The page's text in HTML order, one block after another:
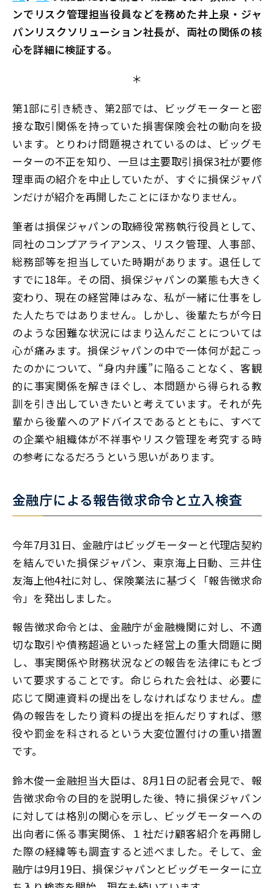
ンでリスク管理担当役員などを務めた井上泉・ジャ
パンリスクソリューション社長が、両社の関係の核
心を詳細に検証する――。
＊
第1部に引き続き、第2部では、ビッグモーターと密
接な取引関係を持っていた損害保険会社の動向を扱
います。とりわけ問題視されているのは、ビッグモ
ーターの不正を知り、一旦は主要取引損保3社が要修
理車両の紹介を中止していたが、すぐに損保ジャパ
ンだけが紹介を再開したことにほかなりません。
筆者は損保ジャパンの取締役常務執行役員として、
同社のコンプアライアンス、リスク管理、人事部、
総務部等を担当していた時期があります。退任して
すでに18年。その間、損保ジャパンの業態も大きく
変わり、現在の経営陣はみな、私が一緒に仕事をし
た人たちではありません。しかし、後輩たちが今日
のような困難な状況にはまり込んだことについては
心が痛みます。損保ジャパンの中で一体何が起こっ
たのかについて、“身内弁護”に陥ることなく、客観
的に事実関係を解きほぐし、本問題から得られる教
訓を引き出していきたいと考えています。それが先
輩から後輩へのアドバイスであるとともに、すべて
の企業や組織体が不祥事やリスク管理を考究する時
の参考になるだろうという思いがあります。
金融庁による報告徴求命令と立入検査
今年7月31日、金融庁はビッグモーターと代理店契約
を結んでいた損保ジャパン、東京海上日動、三井住
友海上他4社に対し、保険業法に基づく「報告徴求命
令」を発出しました。
報告徴求命令とは、金融庁が金融機関に対し、不適
切な取引や債務超過といった経営上の重大問題に関
し、事実関係や財務状況などの報告を法律にもとづ
いて要求することです。命じられた会社は、必要に
応じて関連資料の提出をしなければなりません。虚
偽の報告をしたり資料の提出を拒んだりすれば、懲
役や罰金を科されるという大変位置付けの重い措置
です。
鈴木俊一金融担当大臣は、8月1日の記者会見で、報
告徴求命令の目的を説明した後、特に損保ジャパン
に対しては格別の関心を示し、ビッグモーターへの
出向者に係る事実関係、１社だけ顧客紹介を再開し
た際の経緯等も調査すると述べました。そして、金
融庁は9月19日、損保ジャパンとビッグモーターに立